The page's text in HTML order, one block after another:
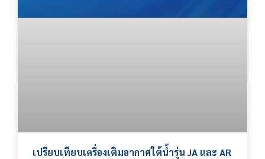
เปรียบเทียบเครื่องเติมอากาศใต้น้ำรุ่น JA และ AR